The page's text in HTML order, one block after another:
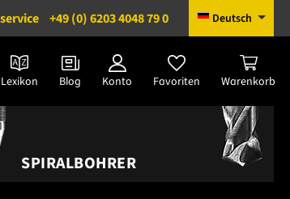
+49 (0) 6203 4048 79 0 Deutsch
Lexikon Blog Konto Favoriten Warenkorb
SPIRALBOHRER